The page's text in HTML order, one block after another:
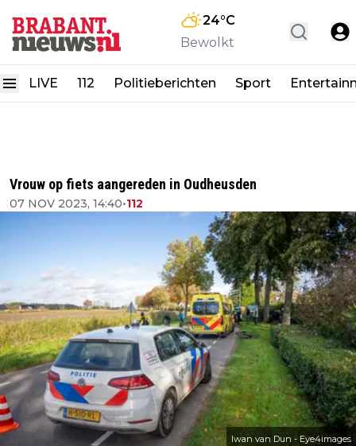
24°C
Bewolkt
LIVE 112 Politieberichten Sport
Vrouw op fiets aangereden in Oudheusden
07 NOV 2023, 14:40•112
Iwan van Dun - Eye4images